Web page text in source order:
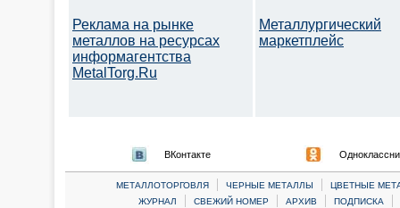
Реклама на рынке
металлов на ресурсах
информагентства
MetalTorg.Ru
Металлургический
маркетплейс
ВКонтакте
МЕТАЛЛОТОРГОВЛЯ | ЧЕРНЫЕ МЕТАЛЛЫ |
ЦВЕТНЫЕ
ЖУРНАЛ
| СВЕЖИЙ НОМЕР | АРХИВ | ПОДПИСКА |